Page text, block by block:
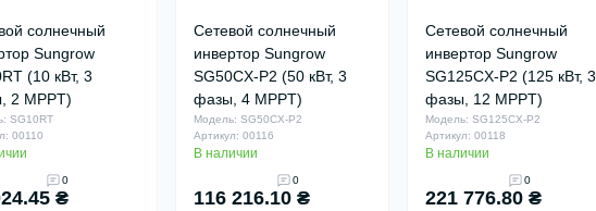
солнечный
Sungrow
(10 кВт, 3
2 MPPT)
SG10RT
00110
0
₴
Сетевой солнечный
инвертор Sungrow
SG50CX-P2 (50 кВт, 3
фазы, 4 MPPT)
Модель: SG50CX-P2
Артикул: 00116
В наличии
0
116 216.10 ₴
Сетевой солнечный
инвертор Sungrow
SG125CX-P2 (125 кВт, 3
фазы, 12 MPPT)
Модель: SG125CX-P2
Артикул: 00118
В наличии
0
221 776.80 ₴